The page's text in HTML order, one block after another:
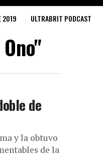
2019 ULTRABRIT PODCAST
de
y la obtuvo
de la